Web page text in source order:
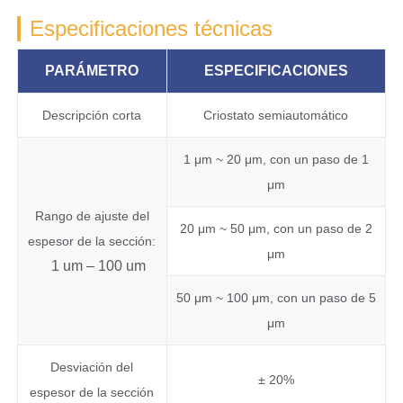
Especificaciones técnicas
PARÁMETRO ESPECIFICACIONES
Descripción corta Criostato semiautomático
Rango de ajuste del
espesor de la sección:
1 um – 100 um
1 μm ~ 20 μm, con un paso de 1
μm
20 μm ~ 50 μm, con un paso de 2
μm
50 μm ~ 100 μm, con un paso de 5
μm
Desviación del
espesor de la sección
± 20%